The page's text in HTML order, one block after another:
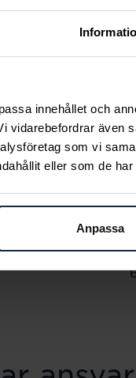
innehållet och
vidarebefordrar även
som vi
eller som de
Anpassa
kr